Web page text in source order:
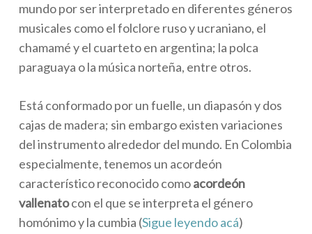
mundo por ser interpretado en diferentes géneros
musicales como el folclore ruso y ucraniano, el
chamamé y el cuarteto en argentina; la polca
paraguaya o la música norteña, entre otros.
Está conformado por un fuelle, un diapasón y dos
cajas de madera; sin embargo existen variaciones
del instrumento alrededor del mundo. En Colombia
especialmente, tenemos un acordeón
característico reconocido comoacordeón
vallenatocon el que se interpreta el género
homónimo y la cumbia (Sigue leyendo acá)